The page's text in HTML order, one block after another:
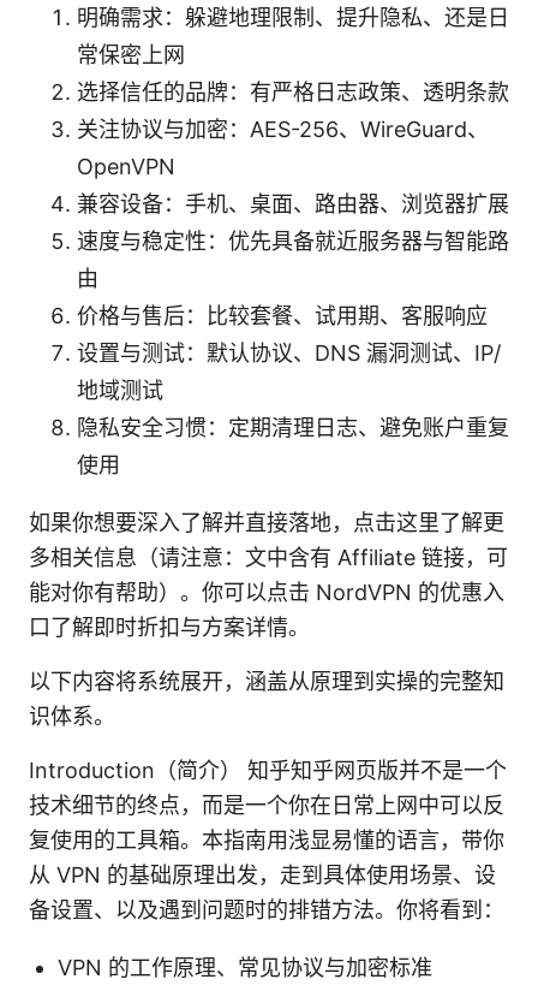
明确需求：躲避地理限制、提升隐私、还是日
常保密上网
选择信任的品牌：有严格日志政策、透明条款
关注协议与加密：AES-256、WireGuard、
OpenVPN
兼容设备：手机、桌面、路由器、浏览器扩展
速度与稳定性：优先具备就近服务器与智能路
由
价格与售后：比较套餐、试用期、客服响应
设置与测试：默认协议、DNS 漏洞测试、IP/
地域测试
隐私安全习惯：定期清理日志、避免账户重复
使用
如果你想要深入了解并直接落地，点击这里了解更
多相关信息（请注意：文中含有 Affiliate 链接，可
能对你有帮助）。你可以点击 NordVPN 的优惠入
口了解即时折扣与方案详情。
以下内容将系统展开，涵盖从原理到实操的完整知
识体系。
Introduction（简介） 知乎知乎网页版并不是一个
技术细节的终点，而是一个你在日常上网中可以反
复使用的工具箱。本指南用浅显易懂的语言，带你
从 VPN 的基础原理出发，走到具体使用场景、设
备设置、以及遇到问题时的排错方法。你将看到：
VPN 的工作原理、常见协议与加密标准